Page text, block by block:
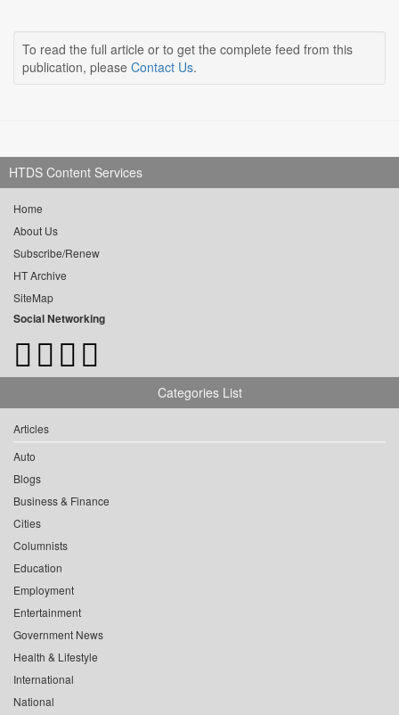
To read the full article or to get the complete feed from this
publication, please Contact Us.
HTDS Content Services
Home
About Us
Subscribe/Renew
HT Archive
SiteMap
Social Networking
Categories List
Articles
Auto
Blogs
Business & Finance
Cities
Columnists
Education
Employment
Entertainment
Government News
Health & Lifestyle
International
National